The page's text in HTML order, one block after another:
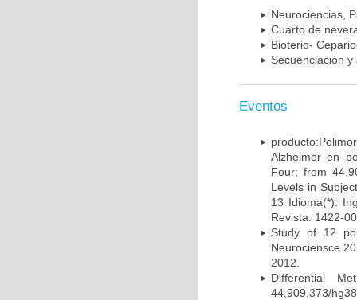
Neurociencias,
Cuarto de
Bioterio-
Secuenciación
Eventos
Alzheimer en
Four; from
Levels in
13 Idioma(*):
Revista: 1422-
Study of 12
Neurociensce
2012.
Differential
44,909,373/